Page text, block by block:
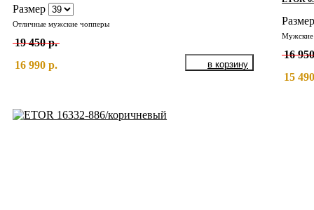
Размер
Отличные мужские чопперы
19 450 р.
16 990 р.
16
15